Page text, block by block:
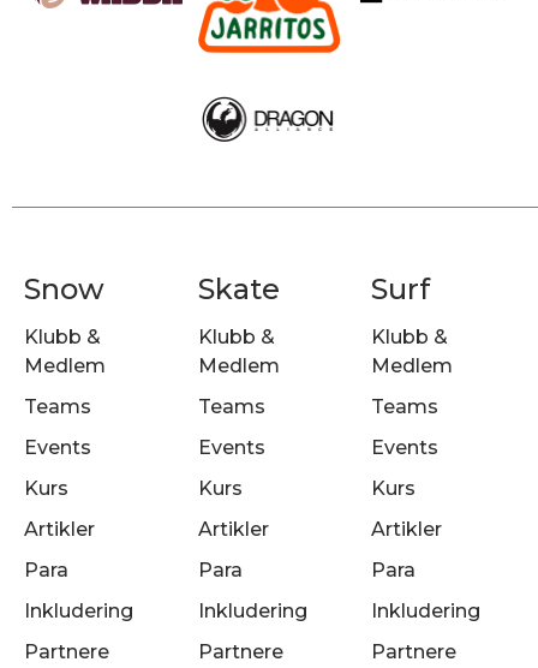
Snow
Klubb &
Medlem
Teams
Events
Kurs
Artikler
Para
Inkludering
Partnere
Skate
Klubb &
Medlem
Teams
Events
Kurs
Artikler
Para
Inkludering
Partnere
Surf
Klubb &
Medlem
Teams
Events
Kurs
Artikler
Para
Inkludering
Partnere